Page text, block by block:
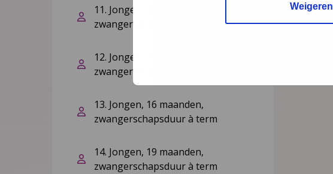
Weigeren
11. Jongen, 10 maanden,
zwangerschapsduur onbekend
12. Jongen, 12 maanden,
zwangerschapsduur à term
13. Jongen, 16 maanden,
zwangerschapsduur à term
14. Jongen, 19 maanden,
zwangerschapsduur à term